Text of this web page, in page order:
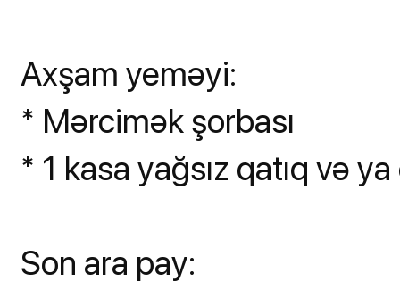
Axşam yeməyi:
* Mərcimək şorbası
* 1 kasa yağsız qatıq və ya
Son ara pay: